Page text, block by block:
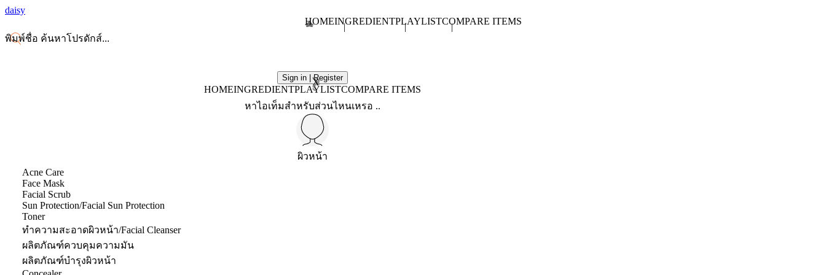
daisy
HOMEINGREDIENTPLAYLISTCOMPARE ITEMS
Sign in | Register
X
HOMEINGREDIENTPLAYLISTCOMPARE ITEMS
หาไอเท็มสำหรับส่วนไหนเหรอ ..
ผิวหน้า
Acne Care
Face Mask
Facial Scrub
Sun Protection/Facial Sun Protection
Toner
ทำความสะอาดผิวหน้า/Facial Cleanser
ผลิตภัณฑ์ควบคุมความมัน
ผลิตภัณฑ์บำรุงผิวหน้า